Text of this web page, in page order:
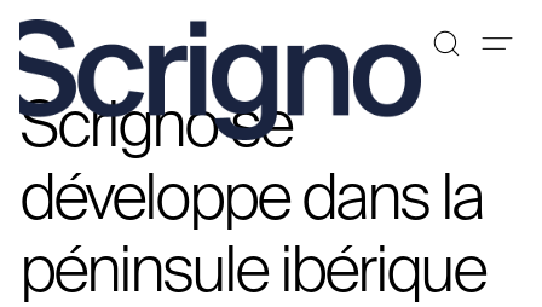
AllerScrigno se
développe dans la
péninsule ibérique